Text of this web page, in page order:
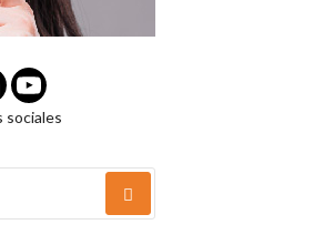
sociales